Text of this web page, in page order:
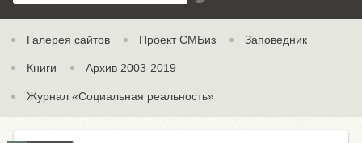
Галерея сайтов Проект СМБиз Заповедник
Книги Архив 2003-2019
Журнал «Социальная реальность»